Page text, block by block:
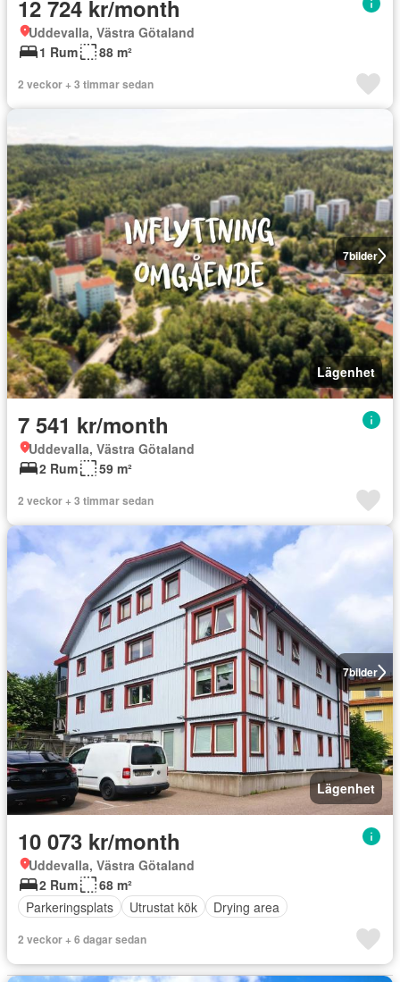
12 724 kr/month
Uddevalla, Västra Götaland
1 Rum
88 m²
2 veckor + 3 timmar sedan
7bilder
Lägenhet
7 541 kr/month
Uddevalla, Västra Götaland
2 Rum
59 m²
2 veckor + 3 timmar sedan
7bilder
Lägenhet
10 073 kr/month
Uddevalla, Västra Götaland
2 Rum
68 m²
Parkeringsplats
Utrustat kök Drying area
2 veckor + 6 dagar sedan